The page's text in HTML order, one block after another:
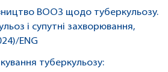
ВООЗ щодо туберкульозу.
і супутні захворювання,
ENG
туберкульозу: